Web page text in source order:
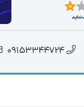
09153344724